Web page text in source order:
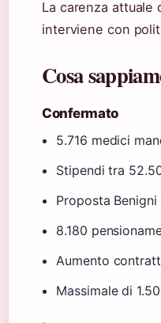
La carenza attuale
interviene con
Cosa
Confermato
5.716 medici
Stipendi tra
Proposta
8.180
Aumento
Massimale di